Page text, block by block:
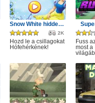
Snow White hidden stars
2K
Hozd le a csillagokat
Hófehérkének!
Fuss
most a